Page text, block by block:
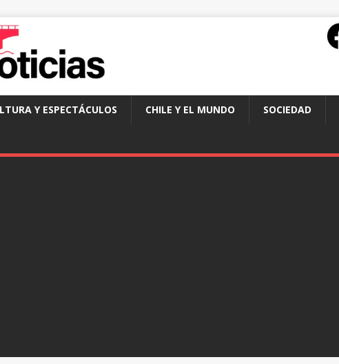
Y ESPECTÁCULOS CHILE Y EL MUNDO SOCIEDAD